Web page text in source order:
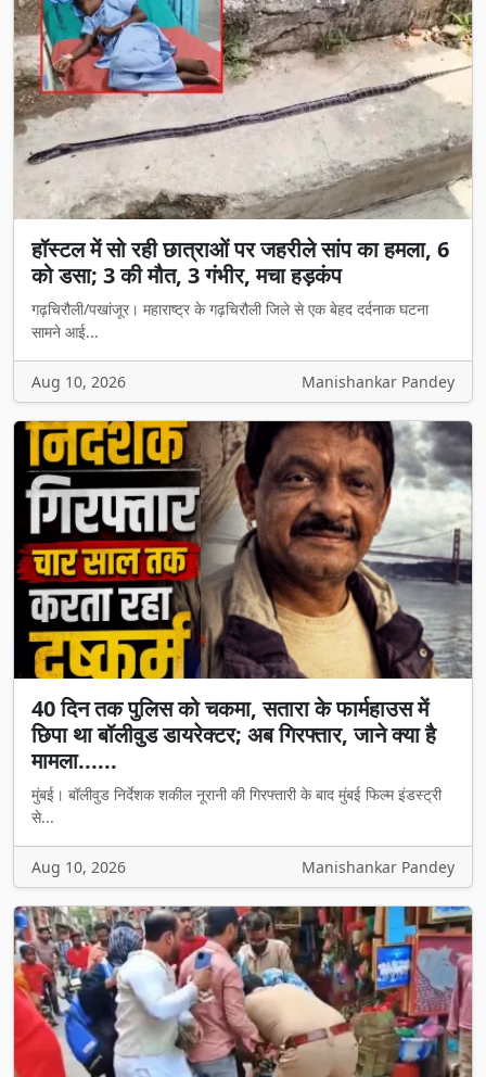
हॉस्टल में सो रही छात्राओं पर जहरीले सांप का हमला, 6
को डसा; 3 की मौत, 3 गंभीर, मचा हड़कंप
गढ़चिरौली/पखांजूर। महाराष्ट्र के गढ़चिरौली जिले से एक बेहद दर्दनाक घटना
सामने आई...
Aug 10, 2026 Manishankar Pandey
40 दिन तक पुलिस को चकमा, सतारा के फार्महाउस में
छिपा था बॉलीवुड डायरेक्टर; अब गिरफ्तार, जाने क्या है
मामला......
मुंबई। बॉलीवुड निर्देशक शकील नूरानी की गिरफ्तारी के बाद मुंबई फिल्म इंडस्ट्री
से...
Aug 10, 2026 Manishankar Pandey